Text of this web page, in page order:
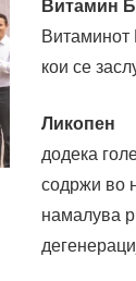
Витамин
Витаминот
кои се
Ликопен
додека
содржи во
намалува